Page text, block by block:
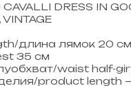
CAVALLI DRESS IN
длина лямок 20 см
35 см
waist half-
product length